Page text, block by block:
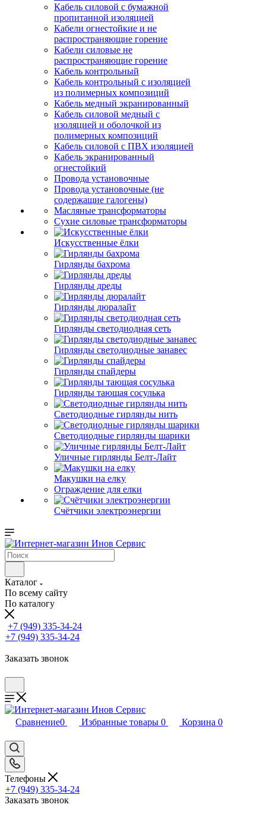
Кабель силовой с бумажной
пропитанной изоляцией
Кабели огнестойкие и не
распространяющие горение
Кабели силовые не
распространяющие горение
Кабель контрольный
Кабель контрольный с изоляцией
из полимерных композиций
Кабель медный экранированный
Кабель силовой медный с
изоляцией и оболочкой из
полимерных композиций
Кабель силовой с ПВХ изоляцией
Кабель экранированный
огнестойкий
Провода установочные
Провода установочные (не
содержащие галогены)
Масляные трансформаторы
Сухие силовые трансформаторы
Искусственные ёлки
Гирлянды бахрома
Гирлянды дреды
Гирлянды дюралайт
Гирлянды светодиодная сеть
Гирлянды светодиодные занавес
Гирлянды спайдеры
Гирлянды тающая сосулька
Светодиодные гирлянды нить
Светодиодные гирлянды шарики
Уличные гирлянды Белт-Лайт
Макушки на елку
Ограждение для елки
Счётчики электроэнергии
Каталог
По всему сайту
По каталогу
+7 (949) 335-34-24
+7 (949) 335-34-24
Заказать звонок
Сравнение0 Избранные товары 0 Корзина 0
Телефоны
+7 (949) 335-34-24
Заказать звонок